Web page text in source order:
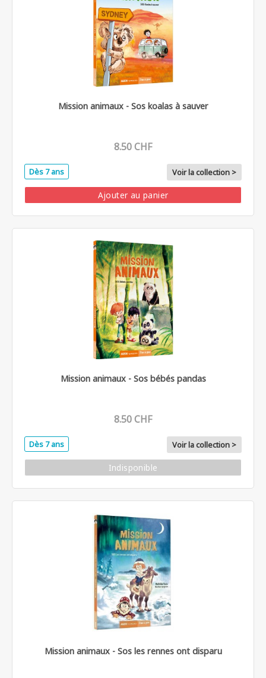
Mission animaux - Sos koalas à sauver
8.50 CHF
Dès 7 ans Voir la collection >
Ajouter au panier
Mission animaux - Sos bébés pandas
8.50 CHF
Dès 7 ans Voir la collection >
Indisponible
Mission animaux - Sos les rennes ont disparu